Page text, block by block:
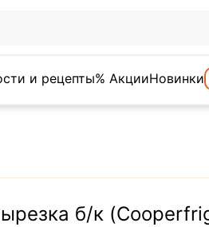
и рецепты% АкцииНовинки
б/к